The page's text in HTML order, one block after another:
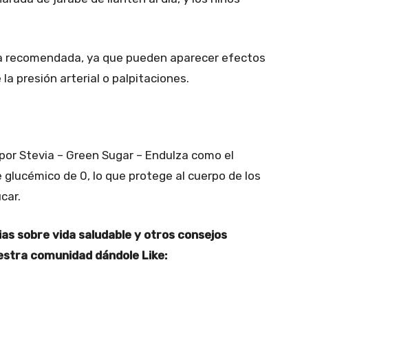
ya que pueden aparecer efectos
presión arterial o palpitaciones.
Stevia – Green Sugar – Endulza como el
de 0, lo que protege al cuerpo de los
sobre vida saludable y otros consejos
comunidad dándole Like: